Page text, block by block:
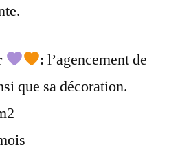
: l’agencement de
que sa décoration.